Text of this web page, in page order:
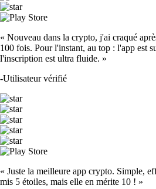
« Nouveau dans la crypto, j'ai craqué
100 fois. Pour l'instant, au top : l'app est
l'inscription est ultra fluide. »
-Utilisateur vérifié
« Juste la meilleure app crypto. Simple,
mis 5 étoiles, mais elle en mérite 10 ! »